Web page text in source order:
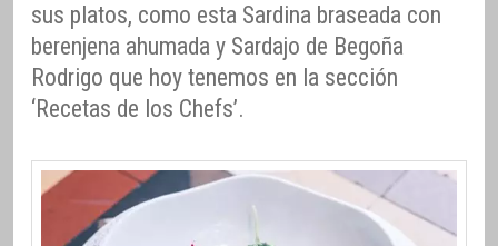
sus platos, como esta Sardina braseada con
berenjena ahumada y Sardajo de Begoña
Rodrigo que hoy tenemos en la sección
‘Recetas de los Chefs’.